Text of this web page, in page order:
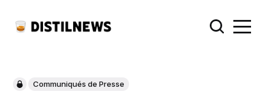
Communiqués de Presse